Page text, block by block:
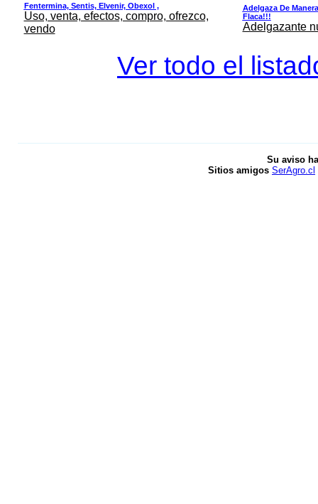
Fentermina, Sentis, Elvenir, Obexol ,
Uso, venta, efectos, compro, ofrezco,
vendo
Adelgaza De
Flaca!!!
Adelgazante
Ver todo el
Su aviso
Sitios amigos SerAgro.cl